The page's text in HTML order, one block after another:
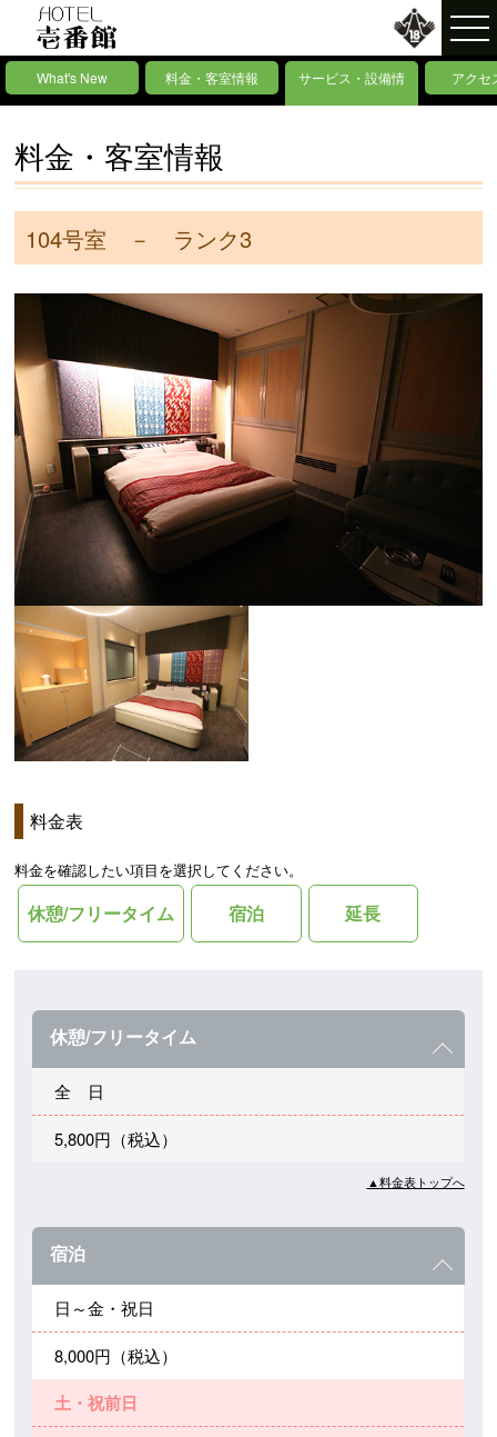
What's New 料金・客室情報
サービス・設備情
報
アクセ
料金・客室情報
104号室 － ランク3
料金表
料金を確認したい項目を選択してください。
休憩/フリータイム 宿泊 延長
休憩/フリータイム
全 日
5,800円（税込）
▲料金表トップへ
宿泊
日～金・祝日
8,000円（税込）
土・祝前日